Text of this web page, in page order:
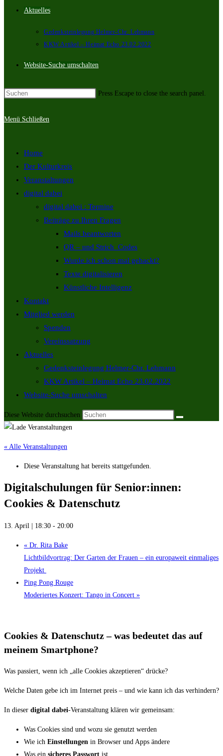
Aktuelles
Gedenksteinlegung Helmer-Chr. Lehmann
KKW Artikel – Heimat Echo 23.02.2022
Website-Suche umschalten
Press Escape to close the search panel.
Menü Schließen
Home
Der Kulturkreis
Veranstaltungen
digital dabei
digital dabei : Termine
Beiträge zu Ihren Fragen
Mails beantworten
QR – und Strich_Codes
Wurde ich schon mal gehackt?
Texte digitalisieren
Künstliche Intelligenz
Kontakt
Mitglied werden
Spenden
Vereinssatzung
Aktuelles
Gedenksteinlegung Helmer-Chr. Lehmann
KKW Artikel – Heimat Echo 23.02.2022
Website-Suche umschalten
Diese Website durchsuchen
« Alle Veranstaltungen
Diese Veranstaltung hat bereits stattgefunden.
Digitalschulungen für Senior:innen:
Cookies & Datenschutz
13. April | 18:30 - 20:00
« Dr. Rita Bake
Lichtbildvortrag: Der Garten der Frauen – ein europaweit einmaliges
Projekt
Ping Pong Rouge
Moderiertes Konzert: Tango in Concert »
Cookies & Datenschutz – was bedeutet das auf
meinem Smartphone?
Was passiert, wenn ich „alle Cookies akzeptieren“ drücke?
Welche Daten gebe ich im Internet preis – und wie kann ich das verhindern?
In dieser digital dabei-Veranstaltung klären wir gemeinsam:
Was Cookies sind und wozu sie genutzt werden
Wie ich Einstellungen in Browser und Apps ändere
Was ein sicheres Passwort ist